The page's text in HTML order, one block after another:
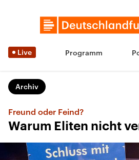
Live Programm
Archiv
Freund oder Feind?
Warum Eliten nicht